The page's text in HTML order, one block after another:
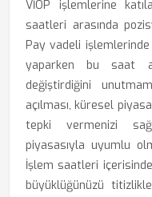
VİOP işlemlerine
saatleri arasında
Pay vadeli
yaparken bu saat
değiştirdiğini
açılması, küresel
tepki vermenizi
piyasasıyla uyumlu
İşlem saatleri
büyüklüğünüzü